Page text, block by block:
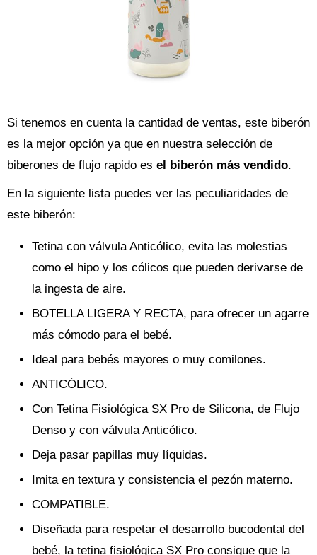
Si tenemos en cuenta la cantidad de ventas, este biberón
es la mejor opción ya que en nuestra selección de
biberones de flujo rapido es el biberón más vendido.
En la siguiente lista puedes ver las peculiaridades de
este biberón:
Tetina con válvula Anticólico, evita las molestias
como el hipo y los cólicos que pueden derivarse de
la ingesta de aire.
BOTELLA LIGERA Y RECTA, para ofrecer un agarre
más cómodo para el bebé.
Ideal para bebés mayores o muy comilones.
ANTICÓLICO.
Con Tetina Fisiológica SX Pro de Silicona, de Flujo
Denso y con válvula Anticólico.
Deja pasar papillas muy líquidas.
Imita en textura y consistencia el pezón materno.
COMPATIBLE.
Diseñada para respetar el desarrollo bucodental del
bebé, la tetina fisiológica SX Pro consigue que la